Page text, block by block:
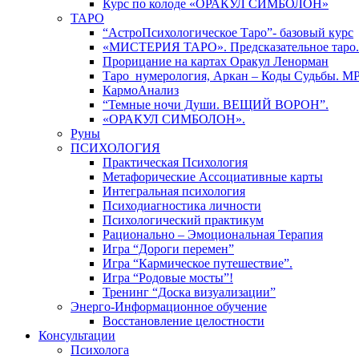
Курс по колоде «ОРАКУЛ СИМБОЛОН»
ТАРО
“АстроПсихологическое Таро”- базовый курс
«МИСТЕРИЯ ТАРО». Предсказательное таро.
Прорицание на картах Оракул Ленорман
Таро_нумерология, Аркан – Коды Судьбы.
КармоАнализ
“Темные ночи Души. ВЕЩИЙ ВОРОН”.
«ОРАКУЛ СИМБОЛОН».
Руны
ПСИХОЛОГИЯ
Практическая Психология
Метафорические Ассоциативные карты
Интегральная психология
Психодиагностика личности
Психологический практикум
Рационально – Эмоциональная Терапия
Игра “Дороги перемен”
Игра “Кармическое путешествие”.
Игра “Родовые мосты”!
Тренинг “Доска визуализации”
Энерго-Информационное обучение
Восстановление целостности
Консультации
Психолога